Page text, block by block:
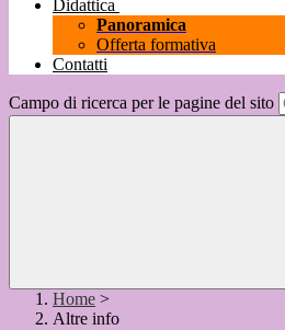
Didattica
Panoramica
Offerta formativa
Contatti
Campo di ricerca per le pagine del sito
Home >
Altre info